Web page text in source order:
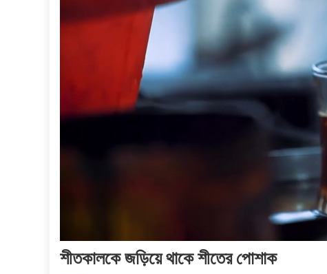
শীতকালকে জড়িয়ে থাকে শীতের পোশাক